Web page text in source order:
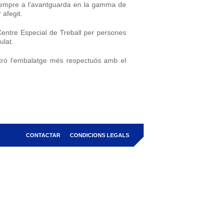
a l’avantguarda en la gamma de
Especial de Treball per persones
l’embalatge més respectuós amb el
CONTACTAR CONDICIONS LEGALS